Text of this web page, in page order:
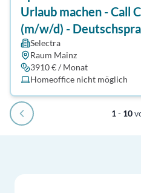
Urlaub machen - Call
(m/w/d) -
Selectra
Raum Mainz
3910 € / Monat
Homeoffice nicht möglich
1- 10